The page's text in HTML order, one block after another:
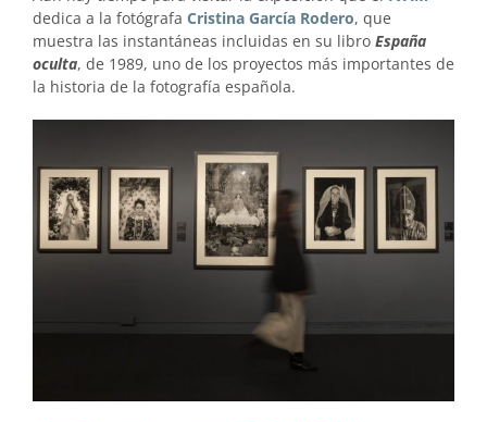
dedica a la fotógrafa Cristina García Rodero, que
muestra las instantáneas incluidas en su libro España
oculta, de 1989, uno de los proyectos más importantes de
la historia de la fotografía española.